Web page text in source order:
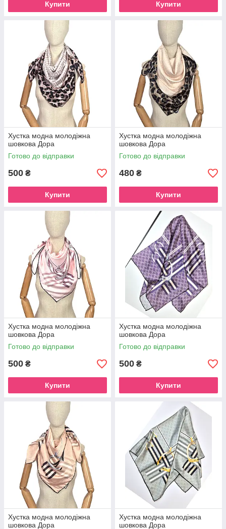
Купити Купити
Хустка модна молодіжна
шовкова Дора
Готово до відправки
500 ₴
Купити
Хустка модна молодіжна
шовкова Дора
Готово до відправки
480 ₴
Купити
Хустка модна молодіжна
шовкова Дора
Готово до відправки
500 ₴
Купити
Хустка модна молодіжна
шовкова Дора
Готово до відправки
500 ₴
Купити
Хустка модна молодіжна
шовкова Дора
Хустка модна молодіжна
шовкова Дора